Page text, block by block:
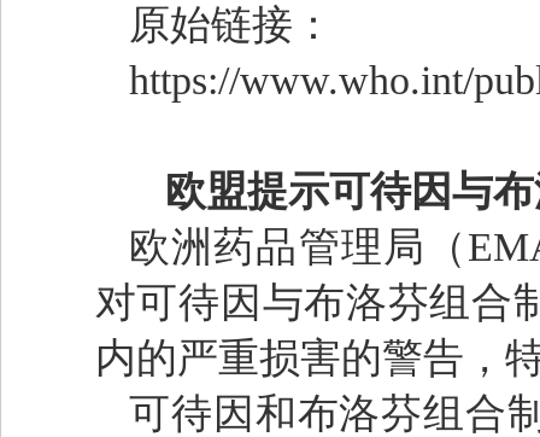
原始链接：
https://www.who.int/
欧盟提示可待因与
欧洲药品管理局（
对可待因与布洛芬组合
内的严重损害的警告，
可待因和布洛芬组合